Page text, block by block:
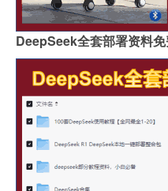
DeepSeek全套部署资料